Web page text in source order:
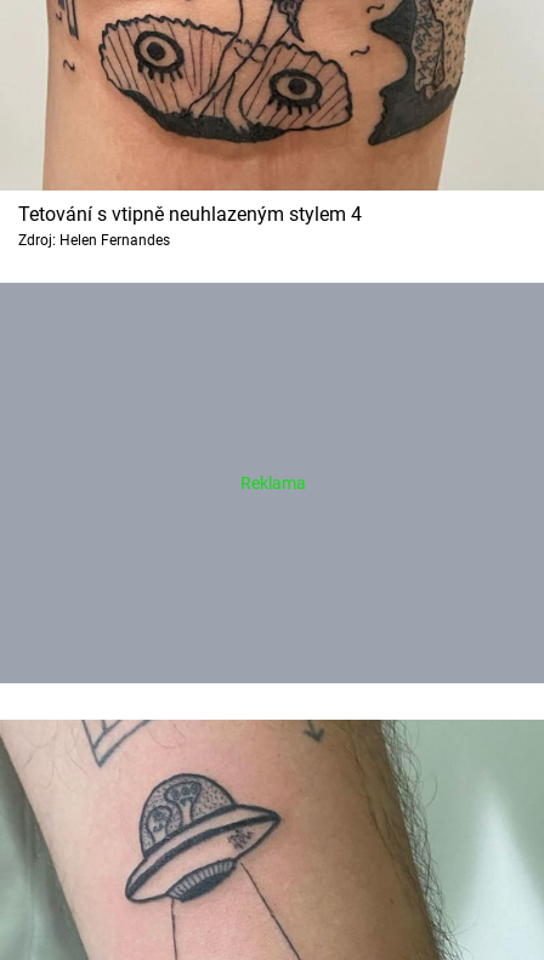
Tetování s vtipně neuhlazeným stylem 4
Zdroj: Helen Fernandes